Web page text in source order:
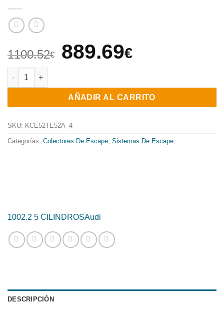
1100.52€
El
original
era:
1100.52€.
889.69€El
actual
es:
889.69€.
COLECTOR DE ESCAPE TUBULAR INOXIDABLE / AUDI 200 /
AÑADIR AL CARRITO
SKU: KCE52TE52A_4
Categorías: Colectores De Escape Sistemas De Escape
1002.2 5 CILINDROSAudi
DESCRIPCIÓN